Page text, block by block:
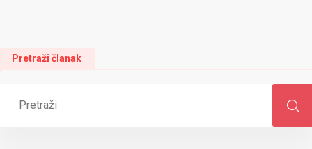
Pretraži članak